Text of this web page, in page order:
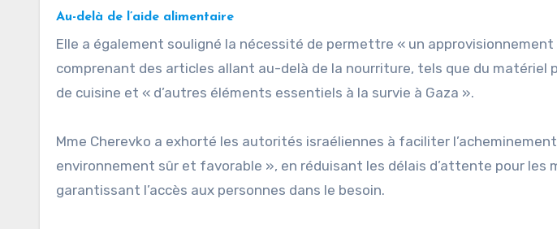
Au-delà de l’aide alimentaire
Elle a également souligné la nécessité de permettre « un
comprenant des articles allant au-delà de la nourriture, tels que du matériel
de cuisine et « d’autres éléments essentiels à la survie à Gaza ».
Mme Cherevko a exhorté les autorités israéliennes à faciliter
environnement sûr et favorable », en réduisant les délais d’attente pour les
garantissant l’accès aux personnes dans le besoin.